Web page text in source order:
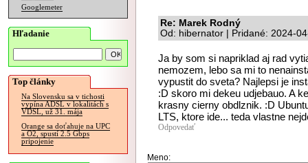
Googlemeter
Hľadanie
Top články
Na Slovensku sa v tichosti
vypína ADSL v lokalitách s
VDSL, už 31. mája
Orange sa doťahuje na UPC
a O2, spustí 2.5 Gbps
pripojenie
Re: Marek Rodný
Od: hibernator | Pridané: 2024-
Ja by som si napriklad aj rad
nemozem, lebo sa mi to
vypustit do sveta? Najlepsi je
:D skoro mi dekeu udjebauo. A
krasny cierny obdlznik. :D
LTS, ktore ide... teda vlastne
Odpovedať
Meno: